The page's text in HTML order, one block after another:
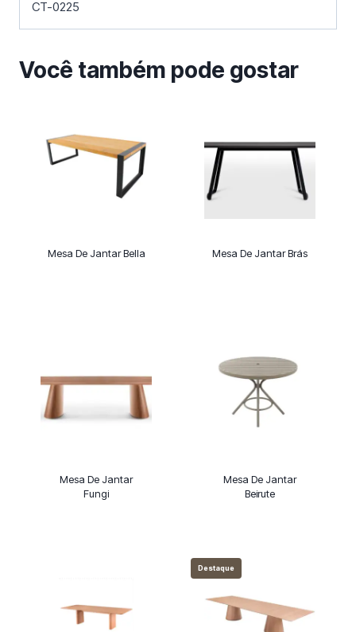
CT-0225
Você também pode gostar
Mesa De Jantar Bella Mesa De Jantar Brás
Mesa De Jantar
Fungi
Mesa De Jantar
Beirute
Destaque